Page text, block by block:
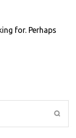
for. Perhaps